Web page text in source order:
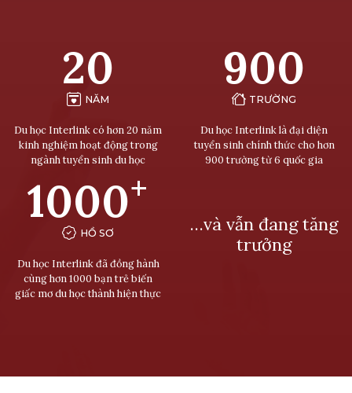
20
NĂM
Du học Interlink có hơn 20 năm
kinh nghiệm hoạt động trong
ngành tuyển sinh du học
900
TRƯỜNG
Du học Interlink là đại diện
tuyển sinh chính thức cho hơn
900 trường từ 6 quốc gia
1000+
HỒ SƠ
Du học Interlink đã đồng hành
cùng hơn 1000 bạn trẻ biến
giấc mơ du học thành hiện thực
…và vẫn đang tăng
trưởng